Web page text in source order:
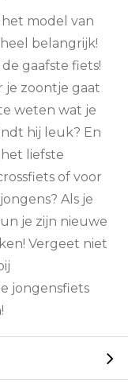
model van
belangrijk!
gaafste fiets!
je zoontje gaat
weten wat je
hij leuk? En
liefste
of voor
Als je
je zijn nieuwe
Vergeet niet
jongensfiets